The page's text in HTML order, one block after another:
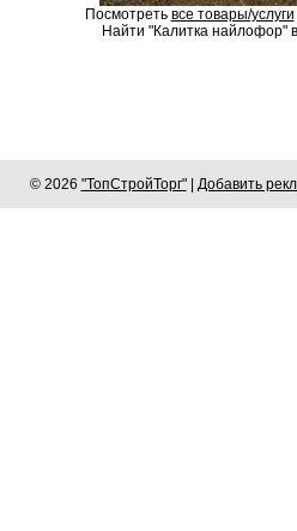
Посмотреть все товары/услуги
Найти "Калитка найлофор"
© 2026 "ТопСтройТорг"| Добавить